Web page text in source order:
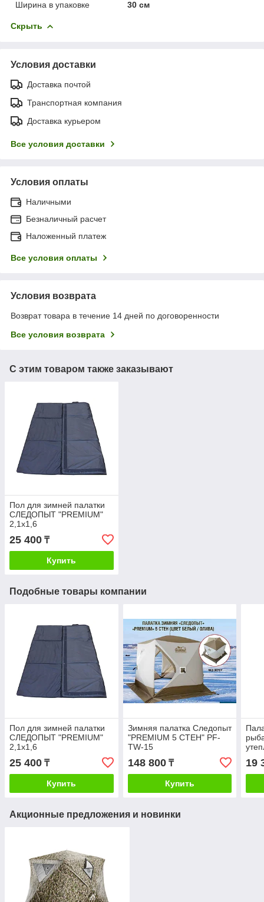
Ширина в упаковке 30 см
Скрыть
Условия доставки
Доставка почтой
Транспортная компания
Доставка курьером
Все условия доставки
Условия оплаты
Наличными
Безналичный расчет
Наложенный платеж
Все условия оплаты
Условия возврата
Возврат товара в течение 14 дней по договоренности
Все условия возврата
С этим товаром также заказывают
Пол для зимней палатки
СЛЕДОПЫТ "PREMIUM"
2,1х1,6
25 400 ₸
Купить
Подобные товары компании
Пол для зимней палатки
СЛЕДОПЫТ "PREMIUM"
2,1х1,6
25 400 ₸
Купить
Зимняя палатка Следопыт
"PREMIUM 5 СТЕН" PF-
TW-15
148 800₸
Купить
19
Акционные предложения и новинки